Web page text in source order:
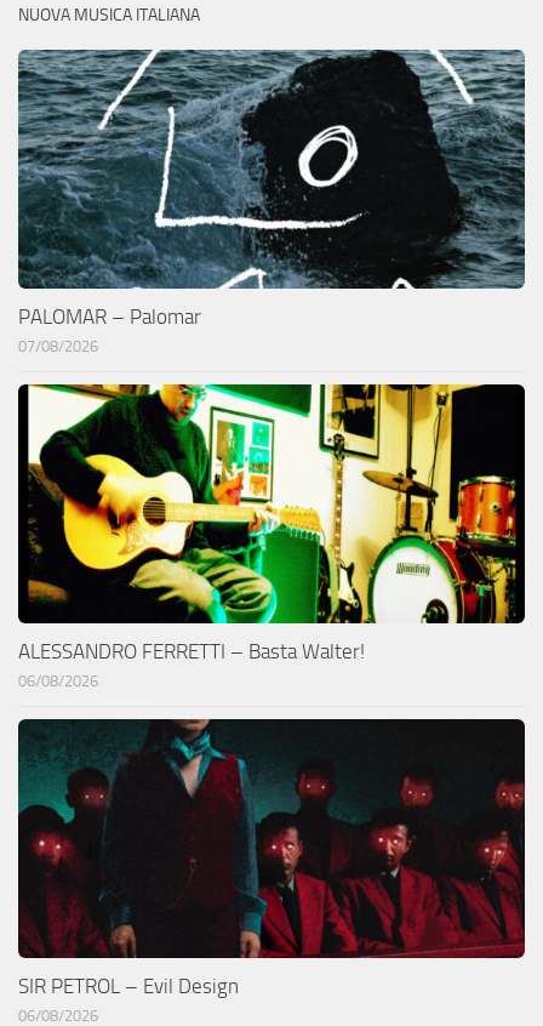
NUOVA MUSICA ITALIANA
PALOMAR – Palomar
07/08/2026
ALESSANDRO FERRETTI – Basta Walter!
06/08/2026
SIR PETROL – Evil Design
06/08/2026